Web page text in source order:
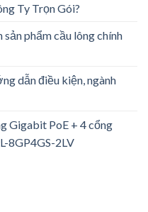
Ty Trọn Gói?
sản phẩm cầu lông chính
dẫn điều kiện, ngành
Gigabit PoE + 4 cổng
8GP4GS-2LV